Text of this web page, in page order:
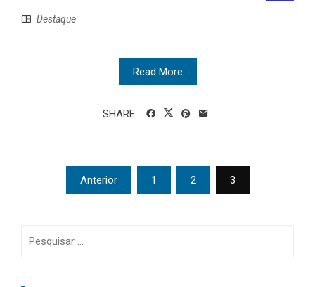
Destaque
Read More
SHARE
Paginação
Anterior 1 2 3